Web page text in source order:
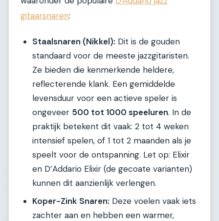
gitaarsnaren:
Staalsnaren (Nikkel): Dit is de gouden
standaard voor de meeste jazzgitaristen.
Ze bieden die kenmerkende heldere,
reflecterende klank. Een gemiddelde
levensduur voor een actieve speler is
ongeveer 500 tot 1000 speeluren. In de
praktijk betekent dit vaak: 2 tot 4 weken
intensief spelen, of 1 tot 2 maanden als je
speelt voor de ontspanning. Let op: Elixir
en D’Addario Elixir (de gecoate varianten)
kunnen dit aanzienlijk verlengen.
Koper-Zink Snaren: Deze voelen vaak iets
zachter aan en hebben een warmer,